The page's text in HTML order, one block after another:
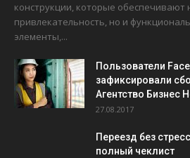
конструкции, которые обеспечивают
привлекательность, но и
элементы,...
Пользователи
зафиксировали
Агентство Бизнес
27.08.2017
Переезд без
полный чеклист